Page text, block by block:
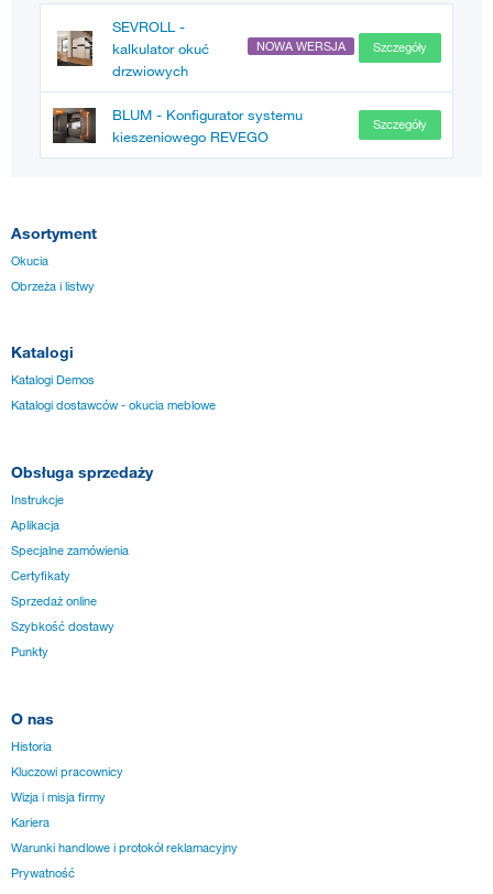
SEVROLL -
kalkulator okuć
drzwiowych
NOWA WERSJA Szczegóły
BLUM - Konfigurator systemu
kieszeniowego REVEGO
Szczegóły
Asortyment
Okucia
Obrzeża i listwy
Katalogi
Katalogi Demos
Katalogi dostawców - okucia meblowe
Obsługa sprzedaży
Instrukcje
Aplikacja
Specjalne zamówienia
Certyfikaty
Sprzedaż online
Szybkość dostawy
Punkty
O nas
Historia
Kluczowi pracownicy
Wizja i misja firmy
Kariera
Warunki handlowe i protokół reklamacyjny
Prywatność